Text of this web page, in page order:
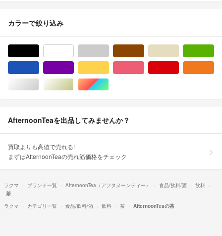
カラーで絞り込み
シルバー/銀色系ゴールド/金色系マルチカラー
AfternoonTeaを出品してみませんか？
買取よりも高値で売れる!
まずはAfternoonTeaの売れ筋価格をチェック
ラクマ ブランド一覧 AfternoonTea（アフタヌーンティー） 食品/飲料/酒
飲料
茶
ラクマ
カテゴリ一覧 食品/飲料/酒 飲料 茶 AfternoonTeaの茶